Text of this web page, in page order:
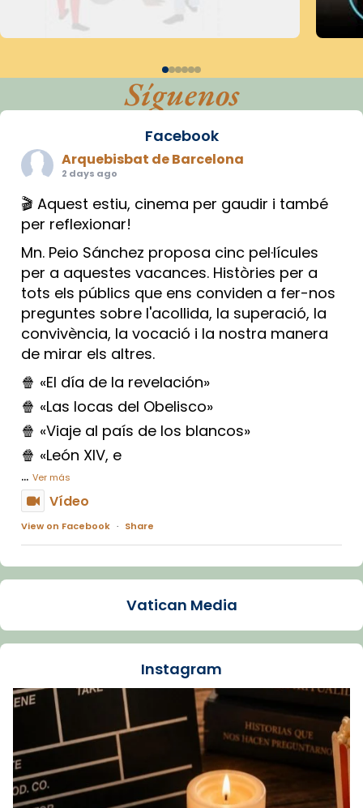
Síguenos
Facebook
Arquebisbat de Barcelona
2 days ago
🎬 Aquest estiu, cinema per gaudir i també
per reflexionar!
Mn. Peio Sánchez proposa cinc pel·lícules
per a aquestes vacances. Històries per a
tots els públics que ens conviden a fer-nos
preguntes sobre l'acollida, la superació, la
convivència, la vocació i la nostra manera
de mirar els altres.
🍿 «El día de la revelación»
🍿 «Las locas del Obelisco»
🍿 «Viaje al país de los blancos»
🍿 «León XIV, e
... Ver más
Vídeo
View on Facebook · Share
Arquebisbat de Barcelona
La Carmina va patir depressió. Fa gairebé
dos mesos, a l'Estadi Lluís Companys, la
Recupera l'entrevista comp
Vatican
tican News 👇
www.vaticannews.va/es/iglesia/news/2026-
07/carmina-historia-depresion-papa-viaje-
espana-testimoni...
Vatican Media
Instagram